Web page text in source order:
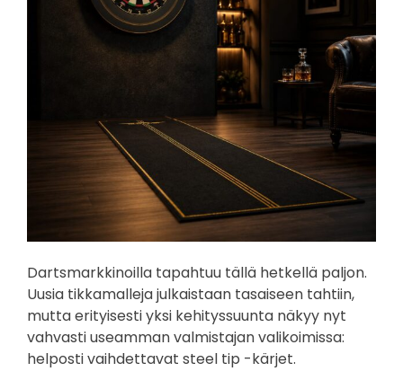
Dartsmarkkinoilla tapahtuu tällä hetkellä paljon.
Uusia tikkamalleja julkaistaan tasaiseen tahtiin,
mutta erityisesti yksi kehityssuunta näkyy nyt
vahvasti useamman valmistajan valikoimissa:
helposti vaihdettavat steel tip -kärjet.